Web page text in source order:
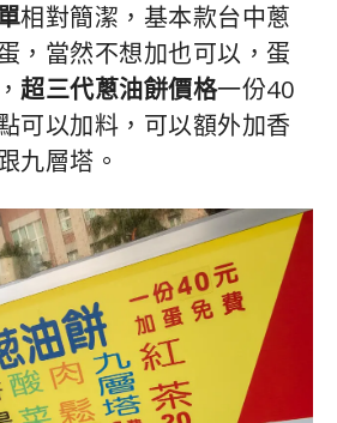
相對簡潔，基本款台中蔥
，當然不想加也可以，蛋
超三代蔥油餅價格一份40
可以加料，可以額外加香
九層塔。